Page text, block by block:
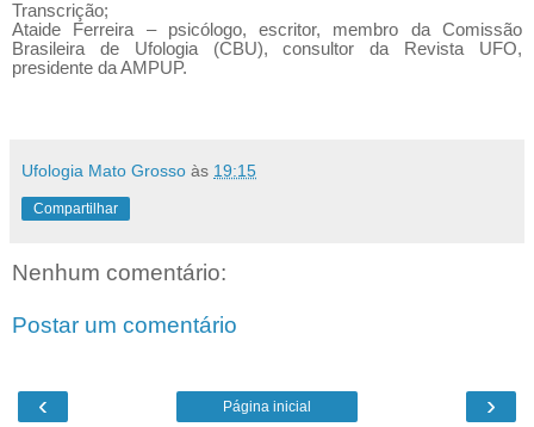
Transcrição;
Ataide Ferreira – psicólogo, escritor, membro da Comissão
Brasileira de Ufologia (CBU), consultor da Revista UFO,
presidente da AMPUP.
Ufologia Mato Grosso às 19:15
Compartilhar
Nenhum comentário:
Postar um comentário
‹ ›
Página inicial